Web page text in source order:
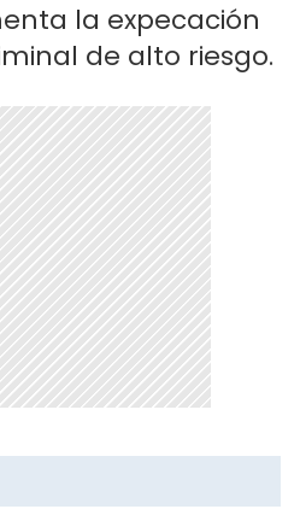
la expecación
de alto riesgo.